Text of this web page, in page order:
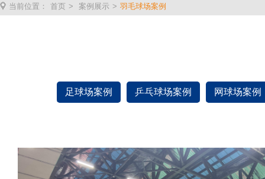
当前位置： 首页 > 案例展示 > 羽毛球场案例
足球场案例 乒乓球场案例 网球场案例